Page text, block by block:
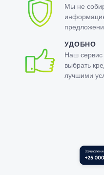
Мы не
УДОБНО
Наш сервис
выбрать
лучшими